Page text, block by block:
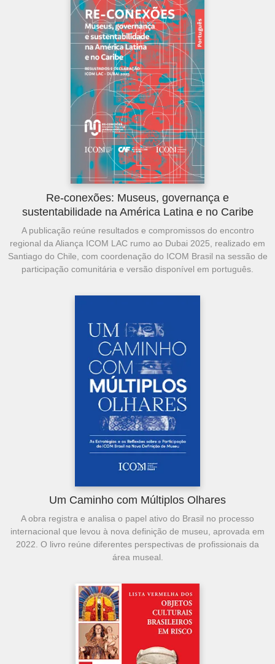
Re-conexões: Museus, governança e
sustentabilidade na América Latina e no Caribe
A publicação reúne resultados e compromissos do encontro
regional da Aliança ICOM LAC rumo ao Dubai 2025, realizado em
Santiago do Chile, com coordenação do ICOM Brasil na sessão de
participação comunitária e versão disponível em português.
Um Caminho com Múltiplos Olhares
A obra registra e analisa o papel ativo do Brasil no processo
internacional que levou à nova definição de museu, aprovada em
2022. O livro reúne diferentes perspectivas de profissionais da
área museal.